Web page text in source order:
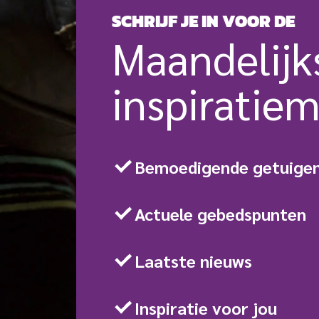
SCHRIJF JE IN VOOR DE
Bemoedigende
Actuele gebedspunten
Laatste nieuws
Inspiratie voor jou